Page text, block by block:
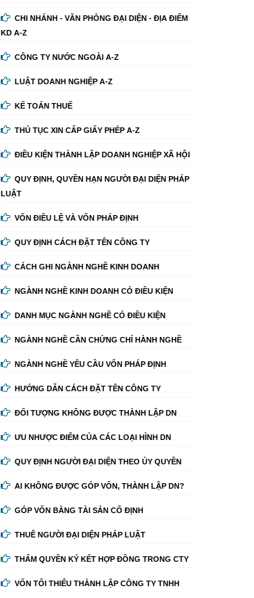
CHI NHÁNH - VĂN PHÒNG ĐẠI DIỆN - ĐỊA ĐIỂM
KD A-Z
CÔNG TY NƯỚC NGOÀI A-Z
LUẬT DOANH NGHIỆP A-Z
KẾ TOÁN THUẾ
THỦ TỤC XIN CẤP GIẤY PHÉP A-Z
ĐIỀU KIỆN THÀNH LẬP DOANH NGHIỆP XÃ HỘI
QUY ĐỊNH, QUYỀN HẠN NGƯỜI ĐẠI DIỆN PHÁP
LUẬT
VỐN ĐIỀU LỆ VÀ VỐN PHÁP ĐỊNH
QUY ĐỊNH CÁCH ĐẶT TÊN CÔNG TY
CÁCH GHI NGÀNH NGHỀ KINH DOANH
NGÀNH NGHỀ KINH DOANH CÓ ĐIỀU KIỆN
DANH MỤC NGÀNH NGHỀ CÓ ĐIỀU KIỆN
NGÀNH NGHỀ CẦN CHỨNG CHỈ HÀNH NGHỀ
NGÀNH NGHỀ YÊU CẦU VỐN PHÁP ĐỊNH
HƯỚNG DẪN CÁCH ĐẶT TÊN CÔNG TY
ĐỐI TƯỢNG KHÔNG ĐƯỢC THÀNH LẬP DN
ƯU NHƯỢC ĐIỂM CỦA CÁC LOẠI HÌNH DN
QUY ĐỊNH NGƯỜI ĐẠI DIỆN THEO ỦY QUYỀN
AI KHÔNG ĐƯỢC GÓP VỐN, THÀNH LẬP DN?
GÓP VỐN BẰNG TÀI SẢN CỐ ĐỊNH
THUÊ NGƯỜI ĐẠI DIỆN PHÁP LUẬT
THẨM QUYỀN KÝ KẾT HỢP ĐỒNG TRONG CTY
VỐN TỐI THIỂU THÀNH LẬP CÔNG TY TNHH